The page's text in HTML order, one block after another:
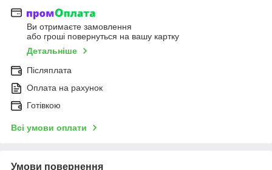
Ви отримаєте замовлення
або гроші повернуться на вашу картку
Детальніше
Післяплата
Оплата на рахунок
Готівкою
Всі умови оплати
Умови повернення